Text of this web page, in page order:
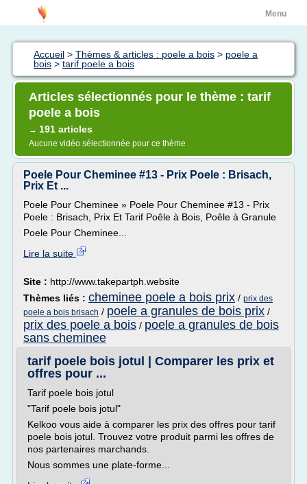
Menu
Accueil > Thèmes & articles : poele a bois > poele a
bois > tarif poele a bois
Articles sélectionnés pour le thème : tarif
poele a bois
→ 191 articles
Aucune vidéo sélectionnée pour ce thème
Poele Pour Cheminee #13 - Prix Poele : Brisach,
Prix Et ...
Poele Pour Cheminee » Poele Pour Cheminee #13 - Prix
Poele : Brisach, Prix Et Tarif Poêle à Bois, Poêle à Granule
Poele Pour Cheminee...
Lire la suite
Site : http://www.takepartph.website
Thèmes liés : cheminee poele a bois prix / prix des
poele a bois brisach / poele a granules de bois prix /
prix des poele a bois / poele a granules de bois
sans cheminee
tarif poele bois jotul | Comparer les prix et
offres pour ...
Tarif poele bois jotul
"Tarif poele bois jotul"
Kelkoo vous aide à comparer les prix des offres pour tarif
poele bois jotul. Trouvez votre produit parmi les offres de
nos partenaires marchands.
Nous sommes une plate-forme...